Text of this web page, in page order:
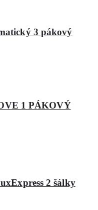
3 pákový
1 PÁKOVÝ
2 šálky